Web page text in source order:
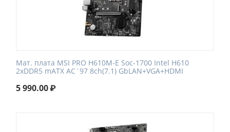
Мат. плата MSI PRO H610M-E Soc-1700 Intel H610
2xDDR5 mATX AC`97 8ch(7.1) GbLAN+VGA+HDMI
5 990.00₽